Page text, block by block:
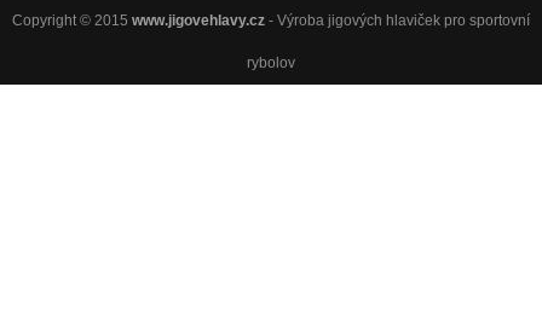
Copyright © 2015 www.jigovehlavy.cz - Výroba jigových hlaviček pro sportovní
rybolov